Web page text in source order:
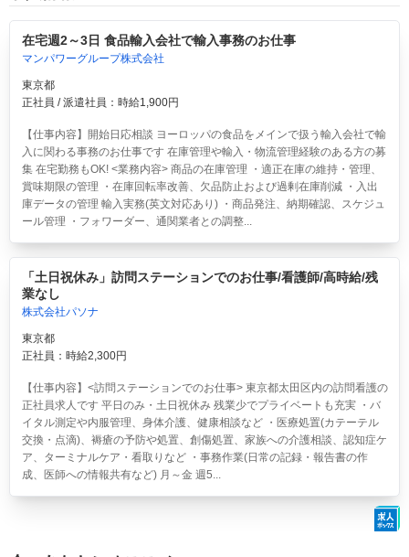
在宅週2～3日 食品輸入会社で輸入事務のお仕事
マンパワーグループ株式会社
東京都
正社員 / 派遣社員：時給1,900円
【仕事内容】開始日応相談 ヨーロッパの食品をメインで扱う輸入会社で輸
入に関わる事務のお仕事です 在庫管理や輸入・物流管理経験のある方の募
集 在宅勤務もOK! <業務内容> 商品の在庫管理 ・適正在庫の維持・管理、
賞味期限の管理 ・在庫回転率改善、欠品防止および過剰在庫削減 ・入出
庫データの管理 輸入実務(英文対応あり) ・商品発注、納期確認、スケジュ
ール管理 ・フォワーダー、通関業者との調整...
「土日祝休み」訪問ステーションでのお仕事/看護師/高時給/残
業なし
株式会社パソナ
東京都
正社員：時給2,300円
【仕事内容】<訪問ステーションでのお仕事> 東京都太田区内の訪問看護の
正社員求人です 平日のみ・土日祝休み 残業少でプライベートも充実 ・バ
イタル測定や内服管理、身体介護、健康相談など ・医療処置(カテーテル
交換・点滴)、褥瘡の予防や処置、創傷処置、家族への介護相談、認知症ケ
ア、ターミナルケア・看取りなど ・事務作業(日常の記録・報告書の作
成、医師への情報共有など) 月～金 週5...